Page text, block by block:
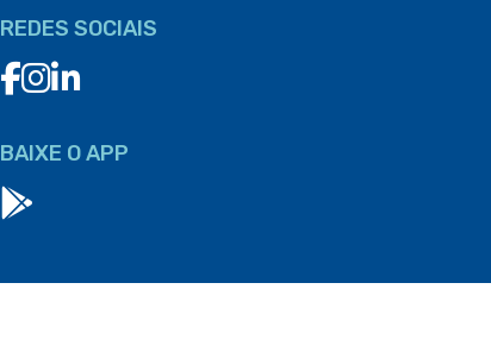
REDES SOCIAIS
BAIXE O APP